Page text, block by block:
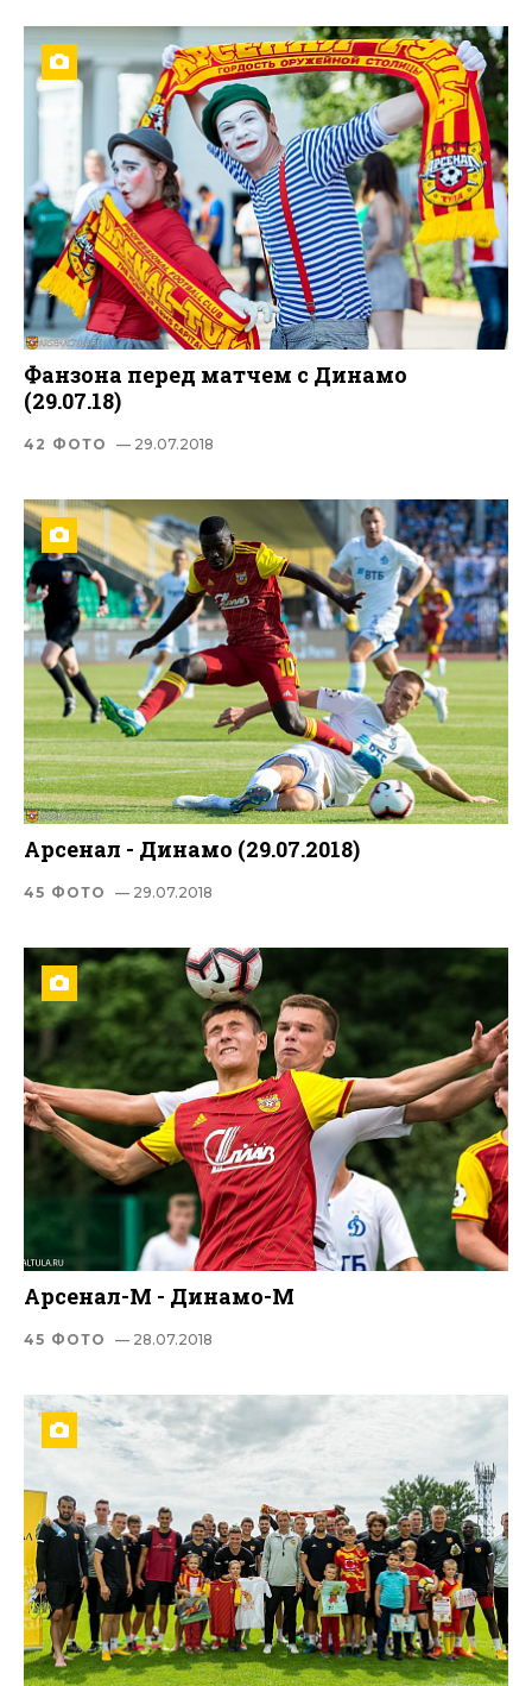
Фанзона перед матчем с Динамо
(29.07.18)
42 ФОТО — 29.07.2018
Арсенал - Динамо (29.07.2018)
45 ФОТО — 29.07.2018
Арсенал-М - Динамо-М
45 ФОТО — 28.07.2018